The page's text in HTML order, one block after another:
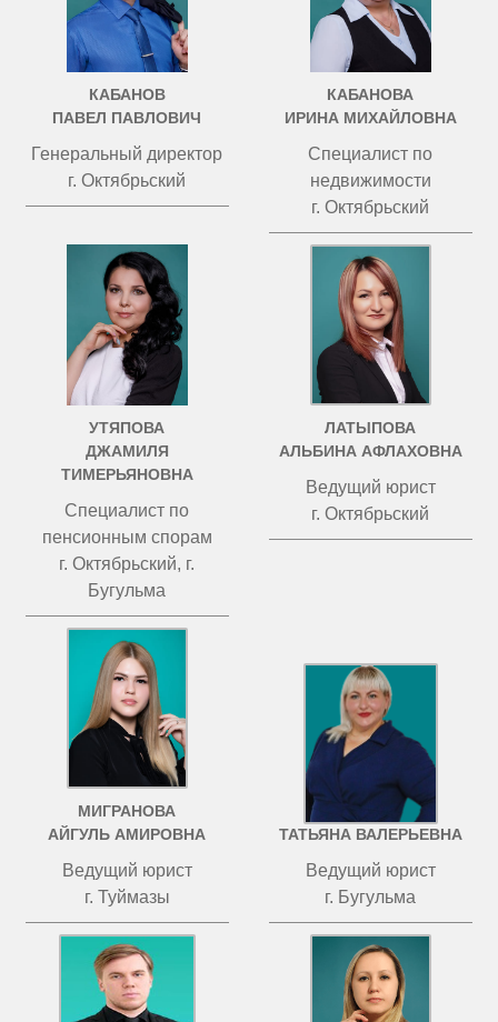
КАБАНОВ
ПАВЕЛ ПАВЛОВИЧ
Генеральный директор
г. Октябрьский
КАБАНОВА
ИРИНА МИХАЙЛОВНА
Специалист по
недвижимости
г. Октябрьский
УТЯПОВА
ДЖАМИЛЯ
ТИМЕРЬЯНОВНА
Специалист по
пенсионным спорам
г. Октябрьский, г.
Бугульма
ЛАТЫПОВА
АЛЬБИНА АФЛАХОВНА
Ведущий юрист
г. Октябрьский
МИГРАНОВА
АЙГУЛЬ АМИРОВНА
Ведущий юрист
г. Туймазы
ЧИСТОВА
ТАТЬЯНА ВАЛЕРЬЕВНА
Ведущий юрист
г. Бугульма